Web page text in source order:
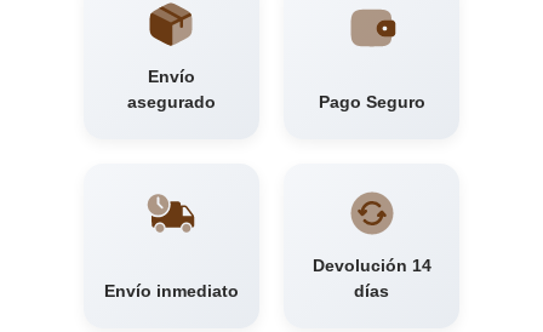
Envío
asegurado
Pago Seguro
Envío inmediato
Devolución 14
días